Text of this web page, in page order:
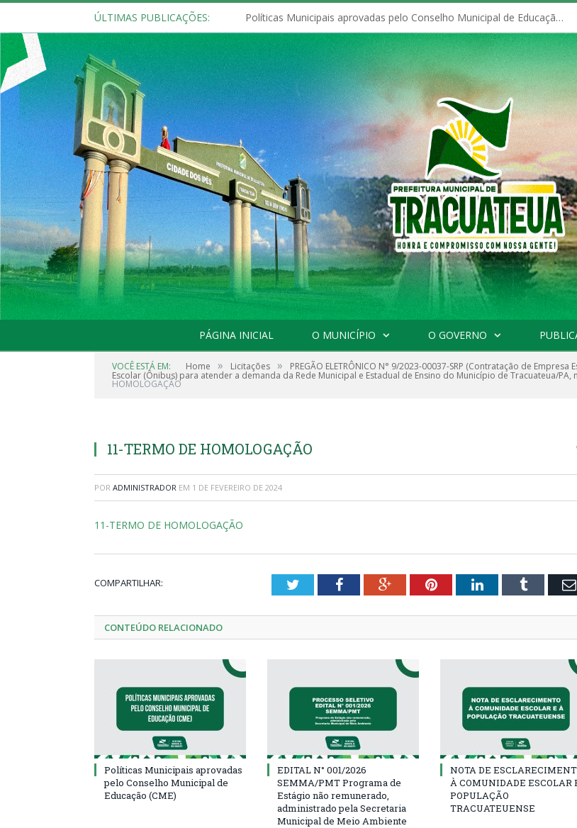
ÚLTIMAS PUBLICAÇÕES: Políticas Municipais aprovadas pelo Conselho Municipal de Educação (CME)
PÁGINA INICIAL O MUNICÍPIO O GOVERNO
VOCÊ ESTÁ EM: Home » Licitações » PREGÃO ELETRÔNICO N° 9/2023-00037-SRP (Contratação de
Escolar (Ônibus) para atender a demanda da Rede Municipal e Estadual de Ensino do Município de Tracuateua/PA,
HOMOLOGAÇÃO
11-TERMO DE HOMOLOGAÇÃO
POR ADMINISTRADOR EM 1 DE FEVEREIRO DE 2024
11-TERMO DE HOMOLOGAÇÃO
COMPARTILHAR: TwitterFacebookGoogle+PinterestLinkedInTumblr
CONTEÚDO RELACIONADO
Políticas Municipais aprovadas
pelo Conselho Municipal de
Educação (CME)
EDITAL N° 001/2026
SEMMA/PMT Programa de
Estágio não remunerado,
administrado pela Secretaria
Municipal de Meio Ambiente
NOTA DE
À COMUNIDADE ESCOLAR
POPULAÇÃO
TRACUATEUENSE